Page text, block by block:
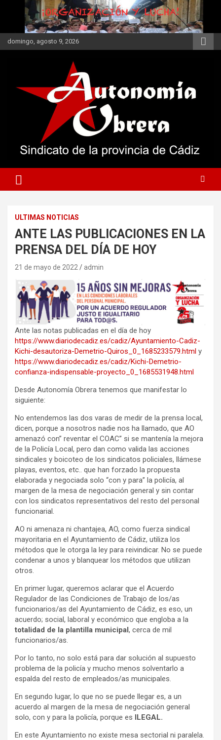
contenido
domingo, agosto 9, 2026
Secciones Sindicales
ULTIMAS NOTICIAS
ANTE LAS PUBLICACIONES EN LA
PRENSA DEL DÍA DE HOY
21 de mayo de 2022 admin
Ante las notas publicadas en el día de hoy
https://www.diariodecadiz.es/cadiz/Ayuntamiento-Cadiz-
Kichi-desautoriza-Demetrio-Quiros_0_1685233579.html y
https://www.diariodecadiz.es/cadiz/Kichi-Demetrio-
confianza-indispensable-proyecto_0_1685531948.html
Desde Autonomía Obrera tenemos que manifestar lo
siguiente:
No entendemos las dos varas de medir de la prensa local,
dicen, porque a nosotros nadie nos ha llamado, que AO
amenazó con” reventar el COAC” si se mantenía la mejora
de la Policía Local, pero dan como valida las acciones
sindicales y boicoteo de los sindicatos policiales, llámese
playas, eventos, etc.. que han forzado la propuesta
elaborada y negociada solo “con y para” la policía, al
margen de la mesa de negociación general y sin contar
con los sindicatos representativos del resto del personal
funcionarial.
AO ni amenaza ni chantajea, AO, como fuerza sindical
mayoritaria en el Ayuntamiento de Cádiz, utiliza los
métodos que le otorga la ley para reivindicar. No se puede
condenar a unos y blanquear los métodos que utilizan
otros.
En primer lugar, queremos aclarar que el Acuerdo
Regulador de las Condiciones de Trabajo de los/as
funcionarios/as del Ayuntamiento de Cádiz, es eso, un
acuerdo; social, laboral y económico que engloba a la
totalidad de la plantilla municipal, cerca de mil
funcionarios/as.
Por lo tanto, no solo está para dar solución al supuesto
problema de la policía y mucho menos solventarlo a
espalda del resto de empleados/as municipales.
En segundo lugar, lo que no se puede llegar es, a un
acuerdo al margen de la mesa de negociación general
solo, con y para la policía, porque es ILEGAL.
En este Ayuntamiento no existe mesa sectorial ni paralela.